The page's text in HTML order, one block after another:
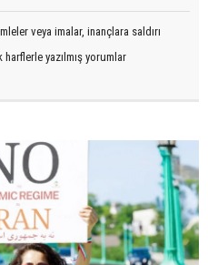
veya imalar, inançlara saldırı
yazılmış yorumlar